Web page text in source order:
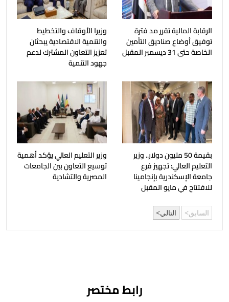
الرقابة المالية تقرر مد فترة
توفيق أوضاع صناديق التأمين
الخاصة حتى 31 ديسمبر المقبل
وزيرا الأوقاف والتخطيط
والتنمية الاقتصادية يبحثان
تعزيز التعاون المشترك لدعم
جهود التنمية
بقيمة 50 مليون دولار.. وزير
التعليم العالي: تجهيز فرع
جامعة الإسكندرية بإنجامينا
للافتتاح في مايو المقبل
وزير التعليم العالي يؤكد أهمية
توسيع التعاون بين الجامعات
المصرية والتشادية
السابق التالي
رابط مختصر